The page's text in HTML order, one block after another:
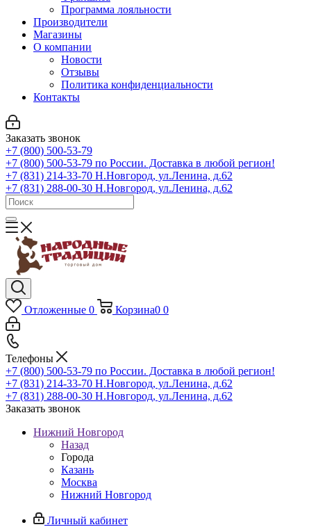
Программа лояльности
Производители
Магазины
О компании
Новости
Отзывы
Политика конфиденциальности
Контакты
Заказать звонок
+7 (800) 500-53-79
+7 (800) 500-53-79 по России. Доставка в любой регион!
+7 (831) 214-33-70 Н.Новгород, ул.Ленина, д.62
+7 (831) 288-00-30 Н.Новгород, ул.Ленина, д.62
Отложенные 0 Корзина0 0
Телефоны
+7 (800) 500-53-79 по России. Доставка в любой регион!
+7 (831) 214-33-70 Н.Новгород, ул.Ленина, д.62
+7 (831) 288-00-30 Н.Новгород, ул.Ленина, д.62
Заказать звонок
Нижний Новгород
Назад
Города
Казань
Москва
Нижний Новгород
Личный кабинет